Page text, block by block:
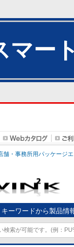
マー
舗・事務所用パッケージ
キーワードから製品情